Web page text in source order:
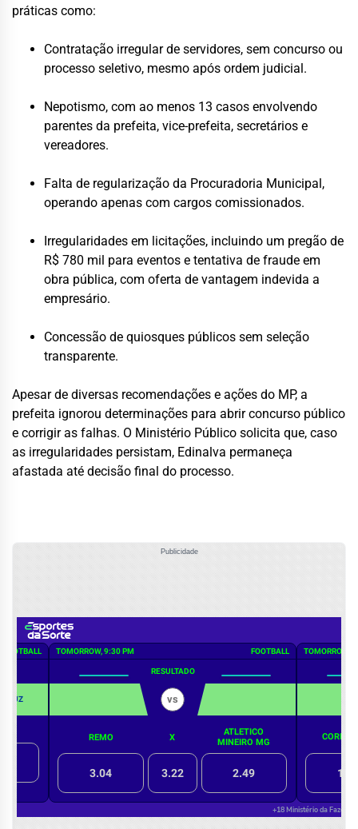
práticas como:
Contratação irregular de servidores, sem concurso ou
processo seletivo, mesmo após ordem judicial.
Nepotismo, com ao menos 13 casos envolvendo
parentes da prefeita, vice-prefeita, secretários e
vereadores.
Falta de regularização da Procuradoria Municipal,
operando apenas com cargos comissionados.
Irregularidades em licitações, incluindo um pregão de
R$ 780 mil para eventos e tentativa de fraude em
obra pública, com oferta de vantagem indevida a
empresário.
Concessão de quiosques públicos sem seleção
transparente.
Apesar de diversas recomendações e ações do MP, a
prefeita ignorou determinações para abrir concurso público
e corrigir as falhas. O Ministério Público solicita que, caso
as irregularidades persistam, Edinalva permaneça
afastada até decisão final do processo.
Publicidade